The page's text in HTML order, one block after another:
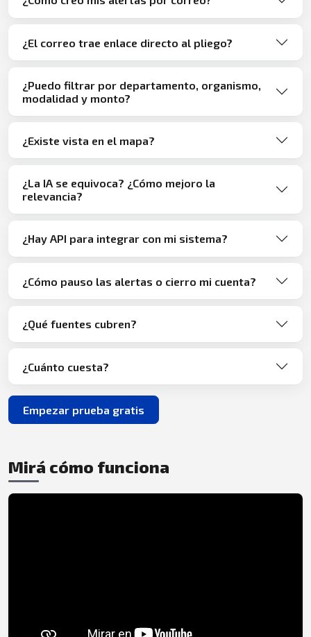
¿El correo trae enlace directo al pliego?
¿Puedo filtrar por departamento, organismo,
modalidad y monto?
¿Existe vista en el mapa?
¿La IA se equivoca? ¿Cómo mejoro la
relevancia?
¿Hay API para integrar con mi sistema?
¿Cómo pauso las alertas o cierro mi cuenta?
¿Qué fuentes cubren?
¿Cuánto cuesta?
Empezar prueba gratis
Mirá cómo funciona